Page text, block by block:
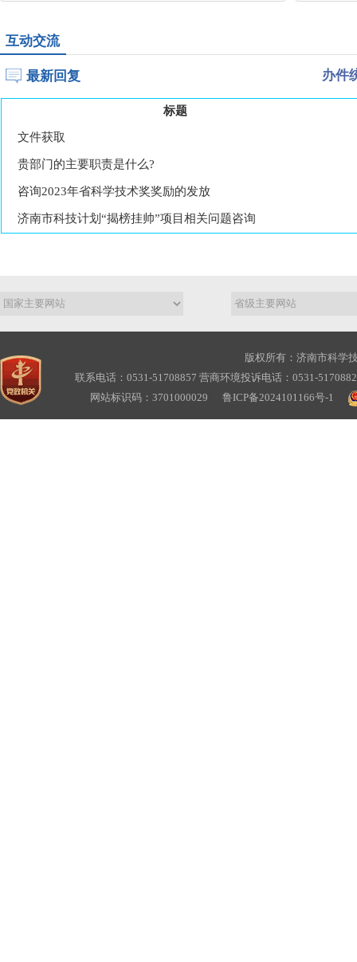
互动交流
最新回复
版权所有：济南市科学
联系电话：0531-51708857 营商环境投诉电话：0531-
网站标识码：3701000029
鲁ICP备2024101166号-1